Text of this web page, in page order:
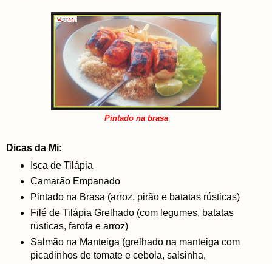
Pintado na brasa
Dicas da Mi:
Isca de Tilápia
Camarão Empanado
Pintado na Brasa (arroz, pirão e batatas rústicas)
Filé de Tilápia Grelhado (com legumes, batatas
rústicas, farofa e arroz)
Salmão na Manteiga (grelhado na manteiga com
picadinhos de tomate e cebola, salsinha,